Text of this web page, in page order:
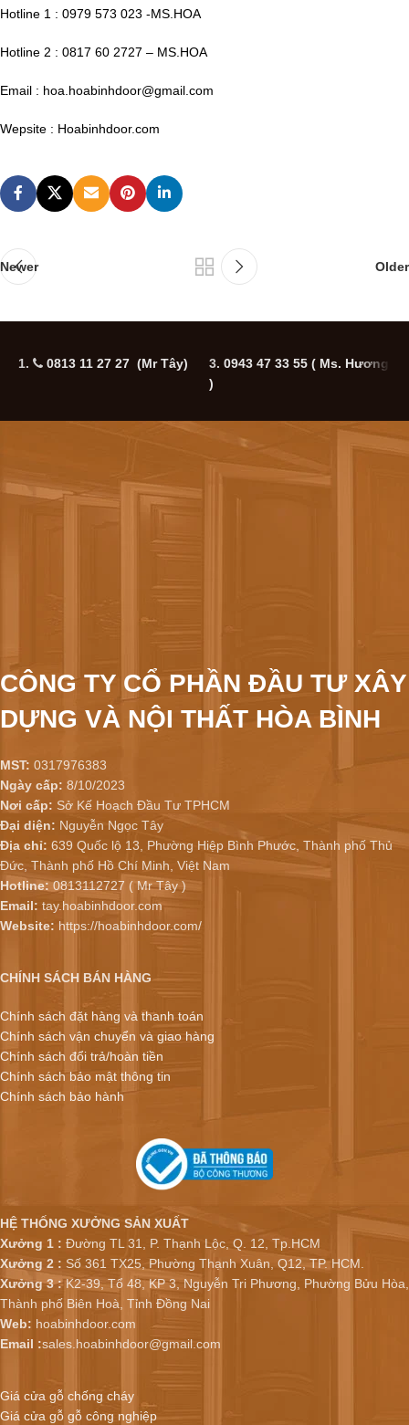
Hotline 1 : 0979 573 023 -MS.HOA
Hotline 2 : 0817 60 2727 – MS.HOA
Email : hoa.hoabinhdoor@gmail.com
Wepsite : Hoabinhdoor.com
Newer Older
1. 0813 11 27 27 (Mr Tây) 3. 0943 47 33 55 ( Ms. Hương
)
CÔNG TY CỔ PHẦN ĐẦU TƯ XÂY
DỰNG VÀ NỘI THẤT HÒA BÌNH
MST: 0317976383
Ngày cấp: 8/10/2023
Nơi cấp: Sở Kế Hoạch Đầu Tư TPHCM
Đại diện: Nguyễn Ngọc Tây
Địa chỉ: 639 Quốc lộ 13, Phường Hiệp Bình Phước, Thành phố Thủ
Đức, Thành phố Hồ Chí Minh, Việt Nam
Hotline:0813112727 ( Mr Tây )
Email: tay.hoabinhdoor.com
Website: https://hoabinhdoor.com/
CHÍNH SÁCH BÁN HÀNG
Chính sách đặt hàng và thanh toán
Chính sách vận chuyển và giao hàng
Chính sách đổi trả/hoàn tiền
Chính sách bảo mật thông tin
Chính sách bảo hành
HỆ THỐNG XƯỞNG SẢN XUẤT
Xưởng 1 : Đường TL 31, P. Thạnh Lộc, Q. 12, Tp.HCM
Xưởng 2 : Số 361 TX25, Phường Thạnh Xuân, Q12, TP. HCM.
Xưởng 3 :K2-39, Tổ 48, KP 3, Nguyễn Tri Phương, Phường Bửu Hòa,
Thành phố Biên Hoà, Tỉnh Đồng Nai
Web: hoabinhdoor.com
Email :sales.hoabinhdoor@gmail.com
Giá cửa gỗ chống cháy
Giá cửa gỗ gỗ công nghiệp